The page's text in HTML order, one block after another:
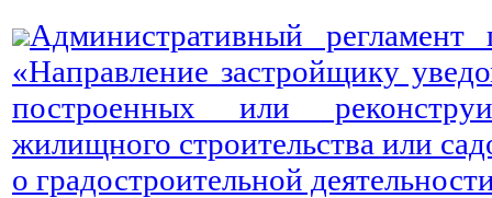
Административный регламент
«Направление застройщику
построенных или
жилищного строительства или
о градостроительной